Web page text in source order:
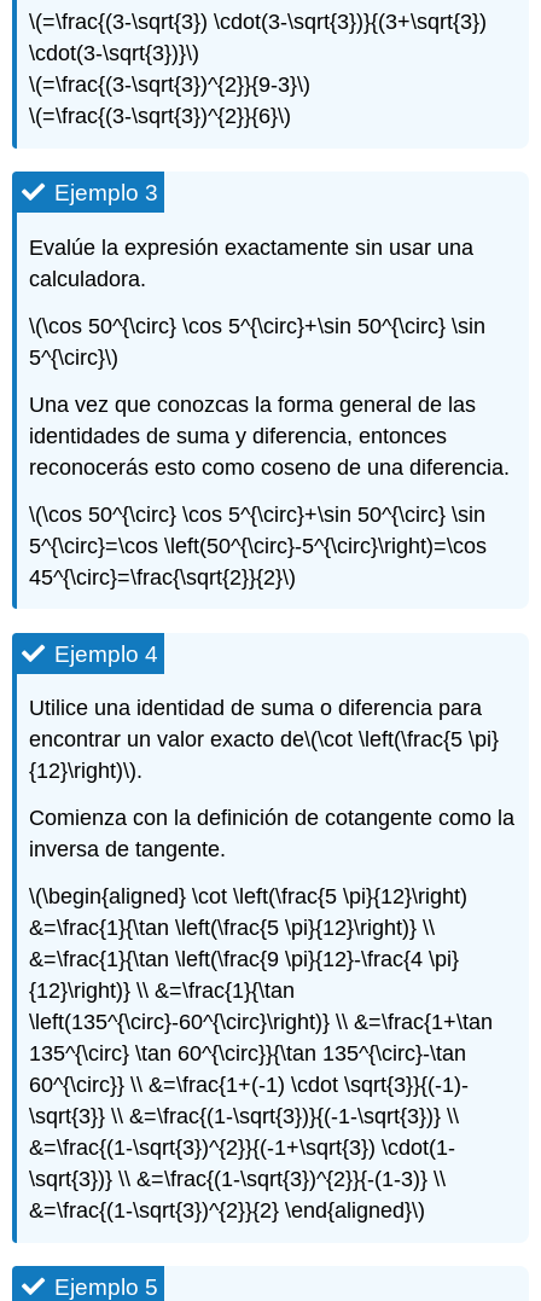
\(=\frac{(3-\sqrt{3}) \cdot(3-\sqrt{3})}{(3+\sqrt{3})
\cdot(3-\sqrt{3})}\)
\(=\frac{(3-\sqrt{3})^{2}}{9-3}\)
\(=\frac{(3-\sqrt{3})^{2}}{6}\)
Ejemplo 3
Evalúe la expresión exactamente sin usar una
calculadora.
\(\cos 50^{\circ} \cos 5^{\circ}+\sin 50^{\circ} \sin
5^{\circ}\)
Una vez que conozcas la forma general de las
identidades de suma y diferencia, entonces
reconocerás esto como coseno de una diferencia.
\(\cos 50^{\circ} \cos 5^{\circ}+\sin 50^{\circ} \sin
5^{\circ}=\cos \left(50^{\circ}-5^{\circ}\right)=\cos
45^{\circ}=\frac{\sqrt{2}}{2}\)
Ejemplo 4
Utilice una identidad de suma o diferencia para
encontrar un valor exacto de\(\cot \left(\frac{5 \pi}
{12}\right)\).
Comienza con la definición de cotangente como la
inversa de tangente.
\(\begin{aligned} \cot \left(\frac{5 \pi}{12}\right)
&=\frac{1}{\tan \left(\frac{5 \pi}{12}\right)} \\
&=\frac{1}{\tan \left(\frac{9 \pi}{12}-\frac{4 \pi}
{12}\right)} \\ &=\frac{1}{\tan
\left(135^{\circ}-60^{\circ}\right)} \\ &=\frac{1+\tan
135^{\circ} \tan 60^{\circ}}{\tan 135^{\circ}-\tan
60^{\circ}} \\ &=\frac{1+(-1) \cdot \sqrt{3}}{(-1)-
\sqrt{3}} \\ &=\frac{(1-\sqrt{3})}{(-1-\sqrt{3})} \\
&=\frac{(1-\sqrt{3})^{2}}{(-1+\sqrt{3}) \cdot(1-
\sqrt{3})} \\ &=\frac{(1-\sqrt{3})^{2}}{-(1-3)} \\
&=\frac{(1-\sqrt{3})^{2}}{2} \end{aligned}\)
Ejemplo 5